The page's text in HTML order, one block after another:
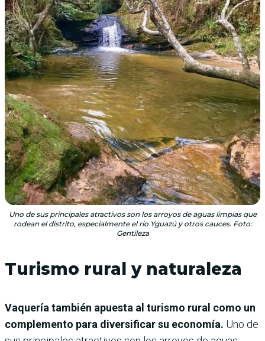
Uno de sus principales atractivos son los arroyos de aguas limpias que
rodean el distrito, especialmente el río Yguazú y otros cauces. Foto:
Gentileza
Turismo rural y naturaleza
Vaquería también apuesta al turismo rural como un
complemento para diversificar su economía. Uno de